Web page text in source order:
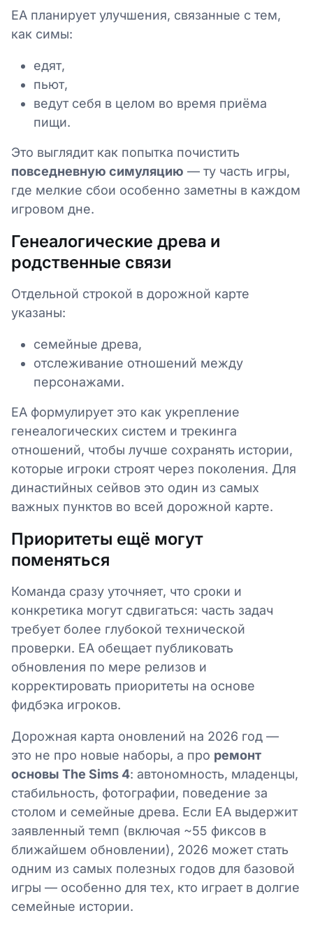
EA планирует улучшения, связанные с тем,
как симы:
едят,
пьют,
ведут себя в целом во время приёма
пищи.
Это выглядит как попытка почистить
повседневную симуляцию — ту часть игры,
где мелкие сбои особенно заметны в каждом
игровом дне.
Генеалогические древа и
родственные связи
Отдельной строкой в дорожной карте
указаны:
семейные древа,
отслеживание отношений между
персонажами.
EA формулирует это как укрепление
генеалогических систем и трекинга
отношений, чтобы лучше сохранять истории,
которые игроки строят через поколения. Для
династийных сейвов это один из самых
важных пунктов во всей дорожной карте.
Приоритеты ещё могут
поменяться
Команда сразу уточняет, что сроки и
конкретика могут сдвигаться: часть задач
требует более глубокой технической
проверки. EA обещает публиковать
обновления по мере релизов и
корректировать приоритеты на основе
фидбэка игроков.
Дорожная карта оновлений на 2026 год —
это не про новые наборы, а про ремонт
основы The Sims 4: автономность, младенцы,
стабильность, фотографии, поведение за
столом и семейные древа. Если EA выдержит
заявленный темп (включая ~55 фиксов в
ближайшем обновлении), 2026 может стать
одним из самых полезных годов для базовой
игры — особенно для тех, кто играет в долгие
семейные истории.